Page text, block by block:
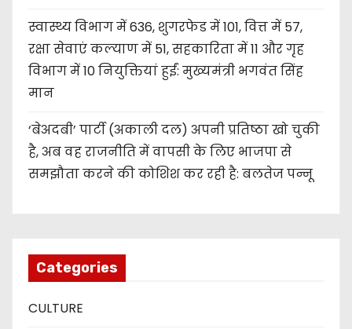
स्वास्थ्य विभाग में 636, शुगरफेड में 101, वित्त में 57,
रक्षा सेवाएं कल्याण में 51, सहकारिता में 11 और गृह
विभाग में 10 नियुक्तियां हुईं: मुख्यमंत्री भगवंत सिंह
मान
‘बेअदबी’ पार्टी (अकाली दल) अपनी प्रतिष्ठा खो चुकी
है, अब वह राजनीति में वापसी के लिए भाजपा से
समझौता करने की कोशिश कर रही है: बलतेज पन्नू
Categories
CULTURE